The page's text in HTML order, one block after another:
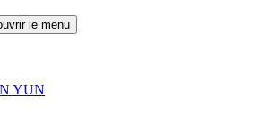
le menu
YUN